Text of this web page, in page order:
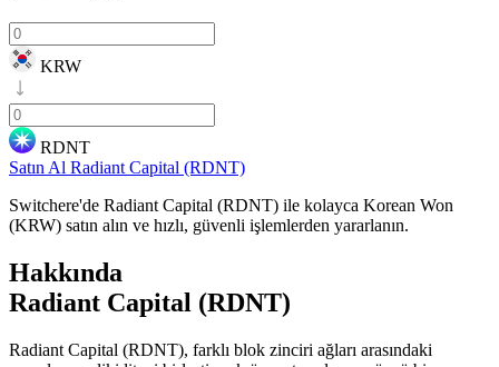
KRW
RDNT
Satın Al Radiant Capital (RDNT)
Switchere'de Radiant Capital (RDNT) ile kolayca Korean Won
(KRW) satın alın ve hızlı, güvenli işlemlerden yararlanın.
Hakkında
Radiant Capital (RDNT)
Radiant Capital (RDNT), farklı blok zinciri ağları arasındaki